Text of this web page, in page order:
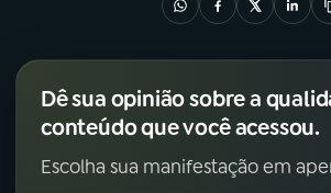
Dê sua opinião sobre a
conteúdo que você acessou.
Escolha sua manifestação em